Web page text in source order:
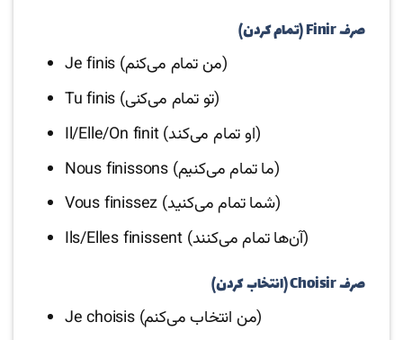
صرف Finir (تمام کردن)
Je finis (من تمام می‌کنم)
Tu finis (تو تمام می‌کنی)
Il/Elle/On finit (او تمام می‌کند)
Nous finissons (ما تمام می‌کنیم)
Vous finissez (شما تمام می‌کنید)
Ils/Elles finissent (آن‌ها تمام می‌کنند)
صرف Choisir (انتخاب کردن)
Je choisis (من انتخاب می‌کنم)